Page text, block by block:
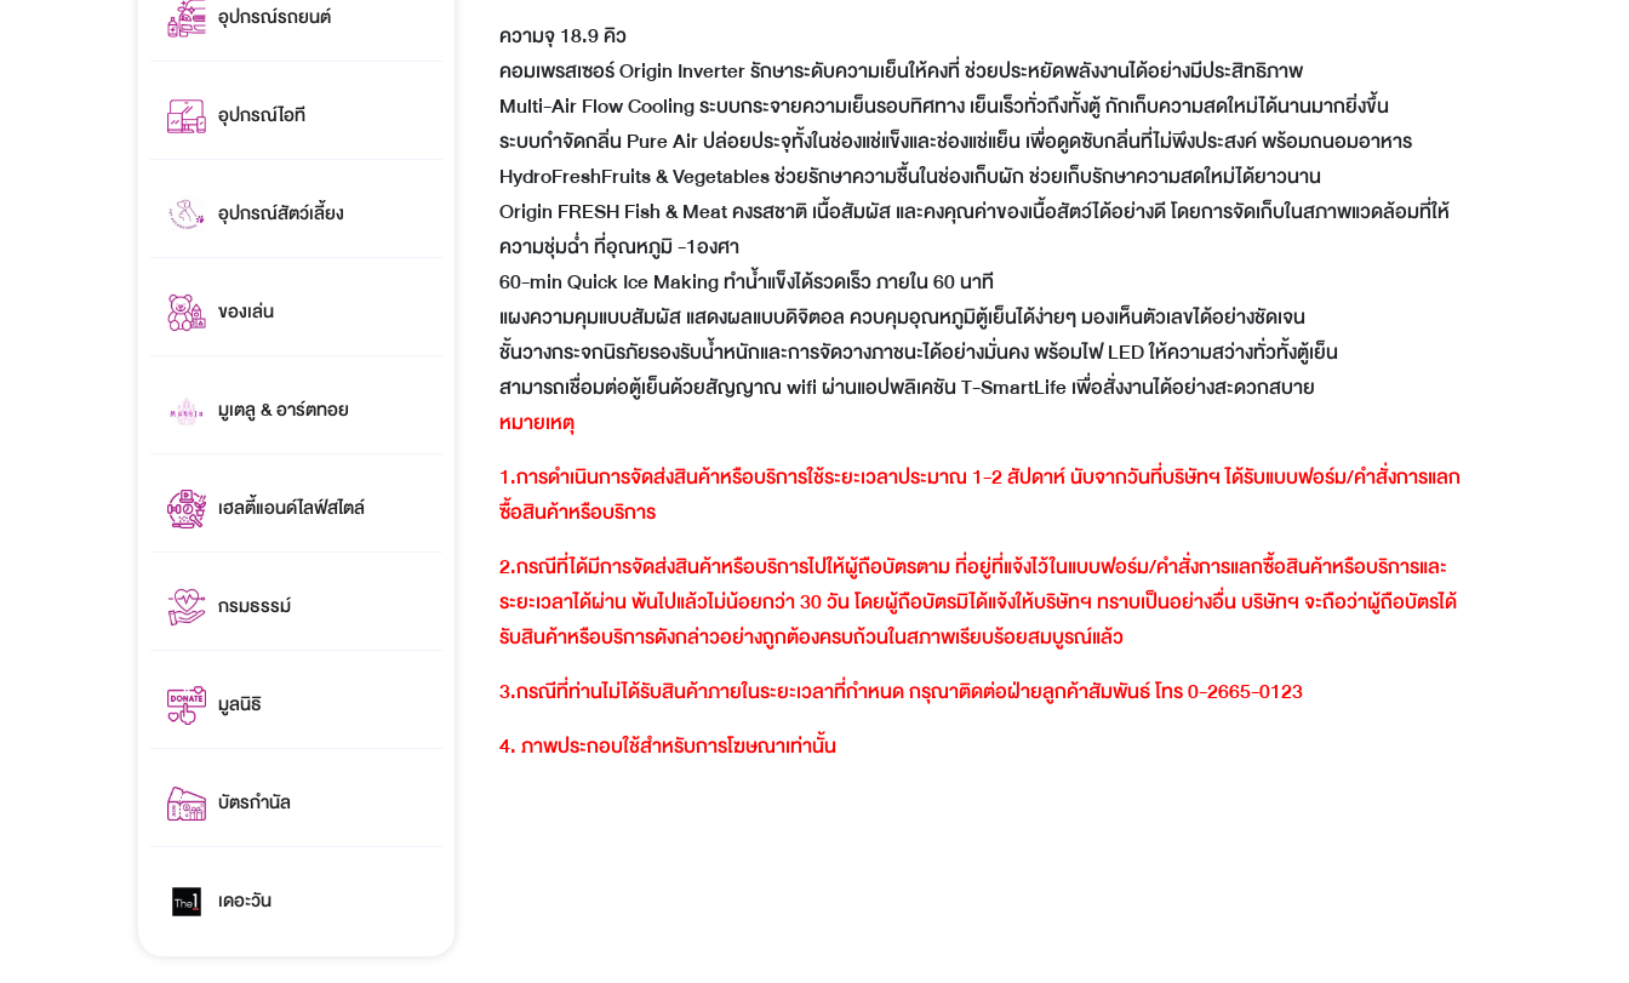
อุปกรณ์รถยนต์
อุปกรณ์ไอที
อุปกรณ์สัตว์เลี้ยง
ของเล่น
มูเตลู & อาร์ตทอย
เฮลตี้แอนด์ไลฟ์สไตล์
กรมธรรม์
มูลนิธิ
บัตรกำนัล
เดอะวัน
ความจุ 18.9 คิว
คอมเพรสเซอร์ Origin Inverter รักษาระดับความเย็นให้คงที่ ช่วยประหยัดพลังงานได้อย่างมีประสิทธิภาพ
Multi-Air Flow Cooling ระบบกระจายความเย็นรอบทิศทาง เย็นเร็วทั่วถึงทั้งตู้ กักเก็บความสดใหม่ได้นานมากยิ่งขึ้น
ระบบกำจัดกลิ่น Pure Air ปล่อยประจุทั้งในช่องแช่แข็งและช่องแช่แย็น เพื่อดูดซับกลิ่นที่ไม่พึงประสงค์ พร้อมถนอมอาหาร
HydroFreshFruits & Vegetables ช่วยรักษาความชื้นในช่องเก็บผัก ช่วยเก็บรักษาความสดใหม่ได้ยาวนาน
Origin FRESH Fish & Meat คงรสชาติ เนื้อสัมผัส และคงคุณค่าของเนื้อสัตว์ได้อย่างดี โดยการจัดเก็บในสภาพแวดล้อมที่ให้
ความชุ่มฉ่ำ ที่อุณหภูมิ -1องศา
60-min Quick Ice Making ทำน้ำแข็งได้รวดเร็ว ภายใน 60 นาที
แผงความคุมแบบสัมผัส แสดงผลแบบดิจิตอล ควบคุมอุณหภูมิตู้เย็นได้ง่ายๆ มองเห็นตัวเลขได้อย่างชัดเจน
ชั้นวางกระจกนิรภัยรองรับน้ำหนักและการจัดวางภาชนะได้อย่างมั่นคง พร้อมไฟ LED ให้ความสว่างทั่วทั้งตู้เย็น
สามารถเชื่อมต่อตู้เย็นด้วยสัญญาณ wifi ผ่านแอปพลิเคชัน T-SmartLife เพื่อสั่งงานได้อย่างสะดวกสบาย
หมายเหตุ
1.การดำเนินการจัดส่งสินค้าหรือบริการใช้ระยะเวลาประมาณ 1-2สัปดาห์นับจากวันที่บริษัทฯได้รับแบบฟอร์ม/คำสั่งการแลก
ซื้อสินค้าหรือบริการ
2.กรณีที่ได้มีการจัดส่งสินค้าหรือบริการไปให้ผู้ถือบัตรตามที่อยู่ที่แจ้งไว้ในแบบฟอร์ม/คำสั่งการแลกซื้อสินค้าหรือบริการและ
ระยะเวลาได้ผ่านพ้นไปแล้วไม่น้อยกว่า30วันโดยผู้ถือบัตรมิได้แจ้งให้บริษัทฯทราบเป็นอย่างอื่นบริษัทฯจะถือว่าผู้ถือบัตรได้
รับสินค้าหรือบริการดังกล่าวอย่างถูกต้องครบถ้วนในสภาพเรียบร้อยสมบูรณ์แล้ว
3.กรณีที่ท่านไม่ได้รับสินค้าภายในระยะเวลาที่กำหนดกรุณาติดต่อฝ่ายลูกค้าสัมพันธ์โทร0-2665-0123
4.ภาพประกอบใช้สำหรับการโฆษณาเท่านั้น